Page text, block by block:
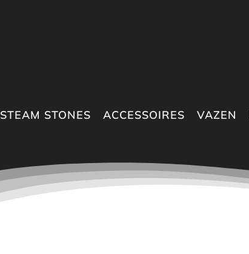
STEAM STONES ACCESSOIRES VAZEN